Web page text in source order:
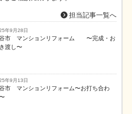
担当記事一覧へ
年9月28日
市 マンションリフォーム 〜完成・お
渡し〜
年9月13日
市 マンションリフォーム〜お打ち合わ